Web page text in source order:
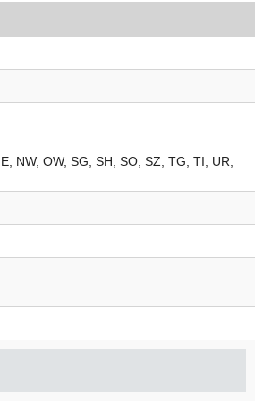
NW OW SG SH SO SZ TG TI UR